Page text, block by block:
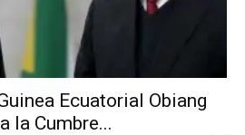
Ecuatorial Obiang
la Cumbre...